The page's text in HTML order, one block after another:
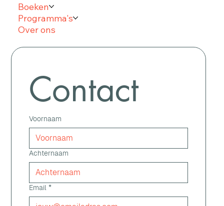
Boeken
Programma's
Over ons
Contact
Voornaam
Achternaam
Email *